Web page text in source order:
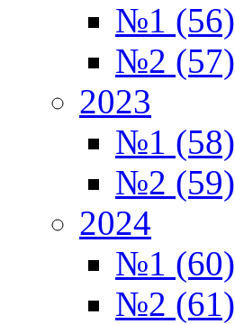
№1 (56)
№2 (57)
2023
№1 (58)
№2 (59)
2024
№1 (60)
№2 (61)